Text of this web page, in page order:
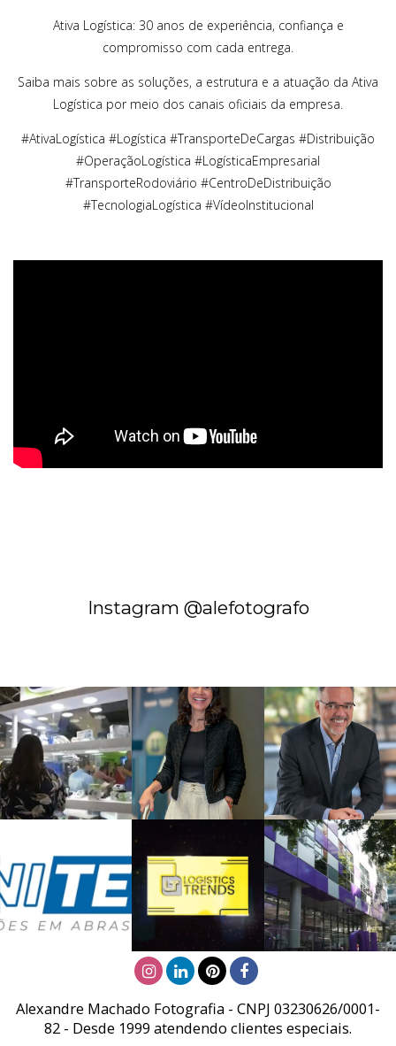
Ativa Logística: 30 anos de experiência, confiança e
compromisso com cada entrega.
Saiba mais sobre as soluções, a estrutura e a atuação da Ativa
Logística por meio dos canais oficiais da empresa.
#AtivaLogística #Logística #TransporteDeCargas #Distribuição
#OperaçãoLogística #LogísticaEmpresarial
#TransporteRodoviário #CentroDeDistribuição
#TecnologiaLogística #VídeoInstitucional
Instagram @alefotografo
Alexandre Machado Fotografia - CNPJ 03230626/0001-
82 - Desde 1999 atendendo clientes especiais.